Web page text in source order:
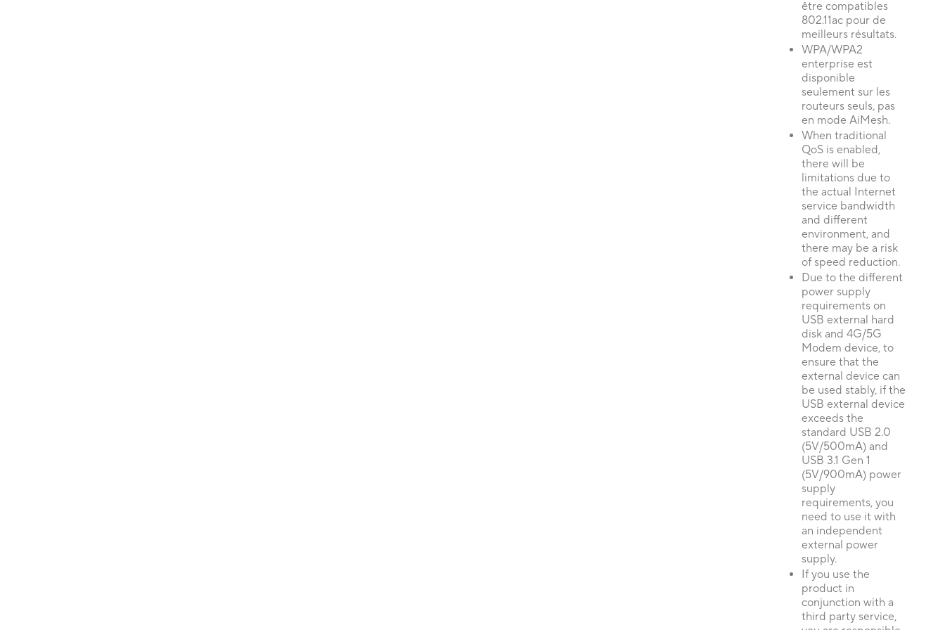
être compatibles
802.11ac pour de
meilleurs résultats.
WPA/WPA2
enterprise est
disponible
seulement sur les
routeurs seuls, pas
en mode AiMesh.
When traditional
QoS is enabled,
there will be
limitations due to
the actual Internet
service bandwidth
and different
environment, and
there may be a risk
of speed reduction.
Due to the different
power supply
requirements on
USB external hard
disk and 4G/5G
Modem device, to
ensure that the
external device can
be used stably, if the
USB external device
exceeds the
standard USB 2.0
(5V/500mA) and
USB 3.1 Gen 1
(5V/900mA) power
supply
requirements, you
need to use it with
an independent
external power
supply.
If you use the
product in
conjunction with a
third party service,